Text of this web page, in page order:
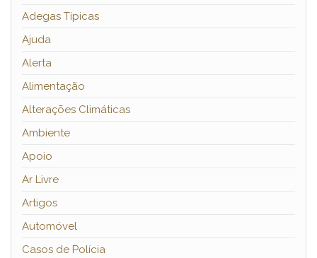
Adegas Típicas
Ajuda
Alerta
Alimentação
Alterações Climáticas
Ambiente
Apoio
Ar Livre
Artigos
Automóvel
Casos de Polícia